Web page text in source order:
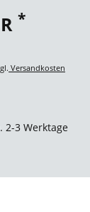
*
Versandkosten
2-3 Werktage